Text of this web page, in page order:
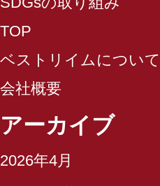
会社概要
SDGsの取り組み
TOP
ベストリイムについて
会社概要
アーカイブ
2026年4月